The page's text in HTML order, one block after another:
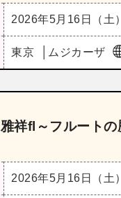
2026年5月16日（土）
東京 ムジカーザ
祥fl～フルートの
2026年5月16日（土）